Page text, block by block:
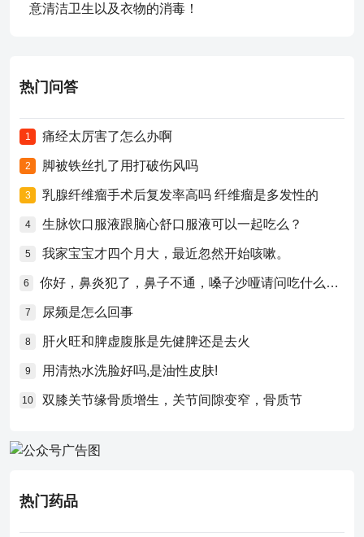
意清洁卫生以及衣物的消毒！
热门问答
1 痛经太厉害了怎么办啊
2 脚被铁丝扎了用打破伤风吗
3 乳腺纤维瘤手术后复发率高吗 纤维瘤是多发性的
4 生脉饮口服液跟脑心舒口服液可以一起吃么？
5 我家宝宝才四个月大，最近忽然开始咳嗽。
6 你好，鼻炎犯了，鼻子不通，嗓子沙哑请问吃什么药比较好？
7 尿频是怎么回事
8 肝火旺和脾虚腹胀是先健脾还是去火
9 用清热水洗脸好吗,是油性皮肤!
10 双膝关节缘骨质增生，关节间隙变窄，骨质节
热门药品